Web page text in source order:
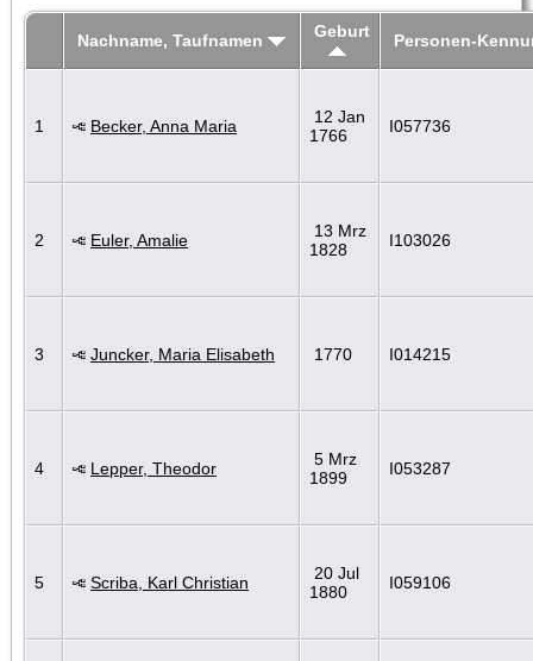
Nachname, Taufnamen Geburt Personen-
1 Becker, Anna Maria
12 Jan
1766
I057736
2 Euler, Amalie
13 Mrz
1828
I103026
3 Juncker, Maria Elisabeth 1770 I014215
4 Lepper, Theodor
5 Mrz
1899
I053287
5 Scriba, Karl Christian
20 Jul
1880
I059106